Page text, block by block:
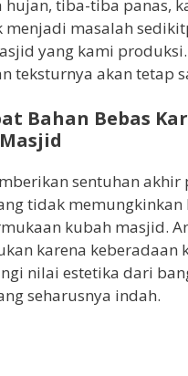
tiba-tiba panas,
menjadi masalah
yang kami
teksturnya akan tetap
Bahan Bebas
sentuhan akhir
tidak
kubah masjid.
karena keberadaan
nilai estetika dari
seharusnya indah.